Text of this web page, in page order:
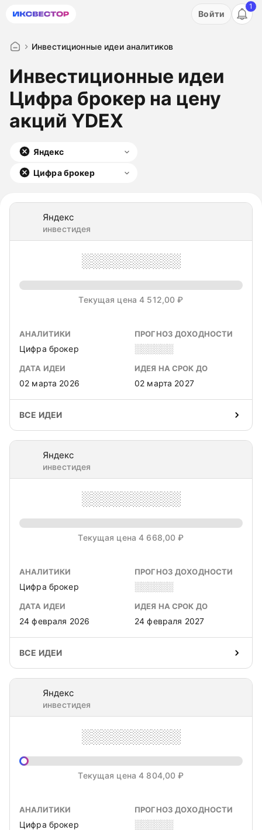
Акция: бесплатный пробный период на 3 дня!
Войти
1
Инвестиционные идеи аналитиков
Инвестиционные идеи
Цифра брокер на цену
акций YDEX
Яндекс
Цифра брокер
Яндекс
инвестидея
░░░░░░░░░░
Текущая цена 4 512,00 ₽
АНАЛИТИКИ
Цифра брокер
ПРОГНОЗ ДОХОДНОСТИ
░░░░░░
ДАТА ИДЕИ
02 марта 2026
ИДЕЯ НА СРОК ДО
02 марта 2027
ВСЕ ИДЕИ
Яндекс
инвестидея
░░░░░░░░░░
Текущая цена 4 668,00 ₽
АНАЛИТИКИ
Цифра брокер
ПРОГНОЗ ДОХОДНОСТИ
░░░░░░
ДАТА ИДЕИ
24 февраля 2026
ИДЕЯ НА СРОК ДО
24 февраля 2027
ВСЕ ИДЕИ
Яндекс
инвестидея
░░░░░░░░░░
Текущая цена 4 804,00 ₽
АНАЛИТИКИ
Цифра брокер
ПРОГНОЗ ДОХОДНОСТИ
░░░░░░